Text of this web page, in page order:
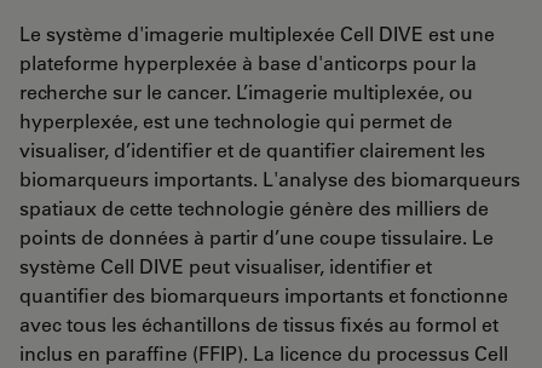
Le système d'imagerie multiplexée Cell DIVE est une
plateforme hyperplexée à base d'anticorps pour la
recherche sur le cancer. L’imagerie multiplexée, ou
hyperplexée, est une technologie qui permet de
visualiser, d’identifier et de quantifier clairement les
biomarqueurs importants. L'analyse des biomarqueurs
spatiaux de cette technologie génère des milliers de
points de données à partir d’une coupe tissulaire. Le
système Cell DIVE peut visualiser, identifier et
quantifier des biomarqueurs importants et fonctionne
avec tous les échantillons de tissus fixés au formol et
inclus en paraffine (FFIP). La licence du processus Cell